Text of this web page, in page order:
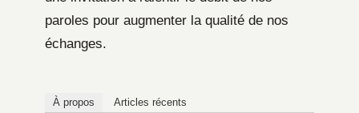
paroles pour augmenter la qualité de nos
échanges.
À propos Articles récents